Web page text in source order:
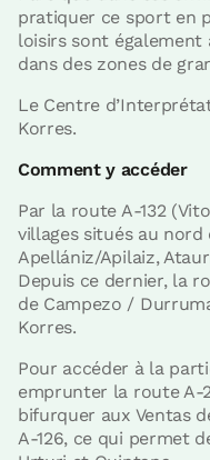
pratiquer ce sport en
loisirs sont également
dans des zones de
Le Centre
Korres.
Comment y accéder
Par la route A-132
villages situés au nord
Apellániz/Apilaiz,
Depuis ce dernier, la
de Campezo /
Korres.
Pour accéder à la
emprunter la route A-
bifurquer aux Ventas
A-126, ce qui permet